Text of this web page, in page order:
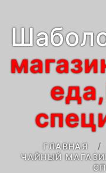
ГЛАВНАЯ
ЧАЙНЫЙ